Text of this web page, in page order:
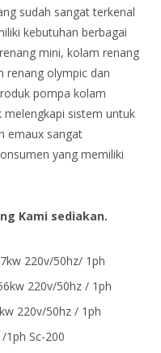
sudah sangat terkenal
kebutuhan berbagai
mini, kolam renang
renang olympic dan
pompa kolam
sistem untuk
emaux sangat
yang memiliki
Kami sediakan.
220v/50hz/ 1ph
220v/50hz / 1ph
220v/50hz / 1ph
1ph Sc-200